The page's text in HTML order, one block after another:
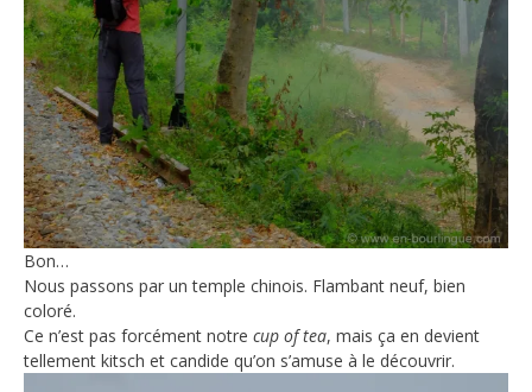
Bon…
Nous passons par un temple chinois. Flambant neuf, bien
coloré.
Ce n’est pas forcément notre cup of tea, mais ça en devient
tellement kitsch et candide qu’on s’amuse à le découvrir.